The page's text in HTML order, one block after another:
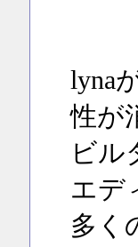
lyna
性が
ビル
エデ
多く